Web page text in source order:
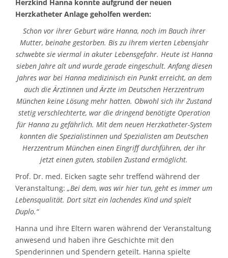
Herzkind Hanna konnte aufgrund der neuen
Herzkatheter Anlage geholfen werden:
Schon vor ihrer Geburt wäre Hanna, noch im Bauch ihrer
Mutter, beinahe gestorben. Bis zu ihrem vierten Lebensjahr
schwebte sie viermal in akuter Lebensgefahr. Heute ist Hanna
sieben Jahre alt und wurde gerade eingeschult. Anfangdiesen
Jahres war bei Hanna medizinisch ein Punkt erreicht, an dem
auch die Ärztinnen und Ärzte im Deutschen Herzzentrum
München keine Lösung mehr hatten. Obwohl sich ihr Zustand
stetig verschlechterte, war die dringend benötigte Operation
für Hanna zu gefährlich. Mit dem neuen Herzkatheter-System
konnten die Spezialistinnen und Spezialisten am Deutschen
Herzzentrum München einen Eingriff durchführen, der ihr
jetzt einen guten, stabilen Zustand ermöglicht.
Prof. Dr. med. Eicken sagte sehr treffend während der
Veranstaltung: „Bei dem, was wir hier tun, geht es immer um
Lebensqualität. Dort sitzt ein lachendes Kind und spielt
Duplo.“
Hanna und ihre Eltern waren während der Veranstaltung
anwesend und haben ihre Geschichte mit den
Spenderinnen und Spendern geteilt. Hanna spielte